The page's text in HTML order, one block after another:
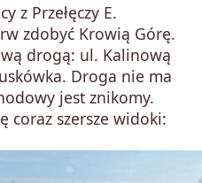
z Przełęczy E.
zdobyć Krowią Górę.
drogą: ul. Kalinową
Droga nie ma
jest znikomy.
coraz szersze widoki: